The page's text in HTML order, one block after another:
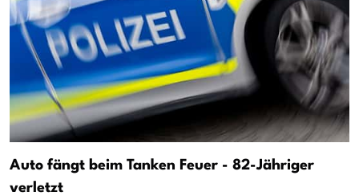
Auto fängt beim Tanken Feuer - 82-Jähriger
verletzt